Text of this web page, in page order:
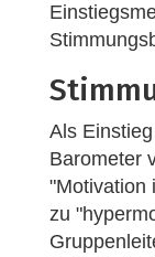
Als
Barometer
"Motivation
zu